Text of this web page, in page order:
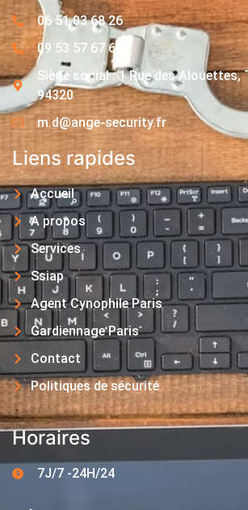
06 51 03 68 26
09 53 57 67 63
Siège social : 1 Rue des Alouettes,
94320
m.d@ange-security.fr
Liens rapides
Accueil
A propos
Services
Ssiap
Agent Cynophile Paris
Gardiennage Paris
Contact
Politiques de sécurité
Horaires
7J/7 -24H/24